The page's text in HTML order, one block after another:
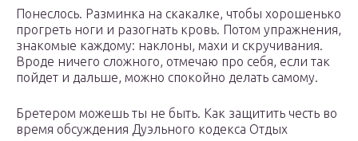
Понеслось. Разминка на скакалке, чтобы хорошенько
прогреть ноги и разогнать кровь. Потом упражнения,
знакомые каждому: наклоны, махи и скручивания.
Вроде ничего сложного, отмечаю про себя, если так
пойдет и дальше, можно спокойно делать самому.
Бретером можешь ты не быть. Как защитить честь во
время обсуждения Дуэльного кодекса Отдых